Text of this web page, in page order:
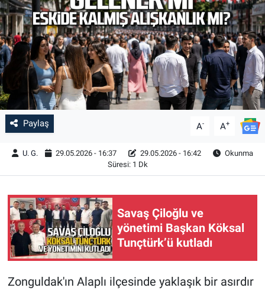
Paylaş A- A+
U. G. 29.05.2026 - 16:37 29.05.2026 - 16:42
Okunma
Süresi: 1 Dk
Savaş Çiloğlu ve
yönetimi Başkan Köksal
Tunçtürk’ü kutladı
Zonguldak'ın Alaplı ilçesinde yaklaşık bir asırdır